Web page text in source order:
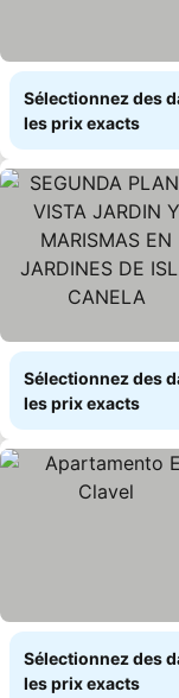
Sélectionnez des
les prix exacts
Sélectionnez des
les prix exacts
Sélectionnez des
les prix exacts